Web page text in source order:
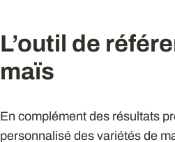
L’outil de
maïs
En complément des résultats
personnalisé des variétés de